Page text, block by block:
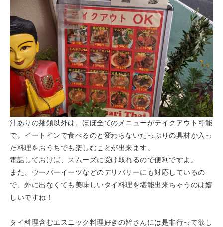
汁ありの麺類以外は、ほぼ全てのメニューがテイクアウト可能
で。イートインで食べるのと変わらないたっぷりの具材が入っ
た料理をおうちでも楽しむことが出来ます。
電話しておけば、スムーズに受け取れるので便利ですよ。
また、ウーバーイーツなどのデリバリーにも対応しているの
で、外に出なくても美味しいタイ料理を堪能出来ちゃうのは嬉
しいですね！
タイ料理含むエスニック料理好きの皆さんには是非行って欲し